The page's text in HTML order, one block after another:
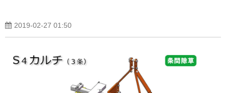
2019-02-27 01:50